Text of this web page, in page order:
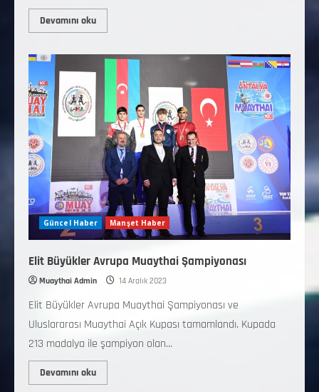
Devamını oku
Güncel Haber Manşet Haber
Elit Büyükler Avrupa Muaythai Şampiyonası
Muaythai Admin 14 Aralık 2023
Elit Büyükler Avrupa Muaythai Şampiyonası ve
Uluslararası Muaythai Açık Kupası tamamlandı. Kupada
213 madalya ile şampiyon olan...
Devamını oku